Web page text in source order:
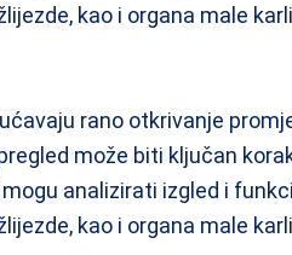
kao i organa male
rano otkrivanje
može biti ključan
analizirati izgled i
kao i organa male